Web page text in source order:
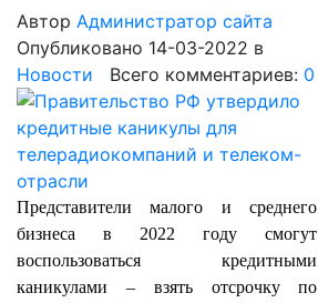
Автор Администратор сайта
Опубликовано 14-03-2022 в
Новости Всего комментариев: 0
Представители малого и среднего
бизнеса в 2022 году смогут
воспользоваться кредитными
каникулами – взять отсрочку по